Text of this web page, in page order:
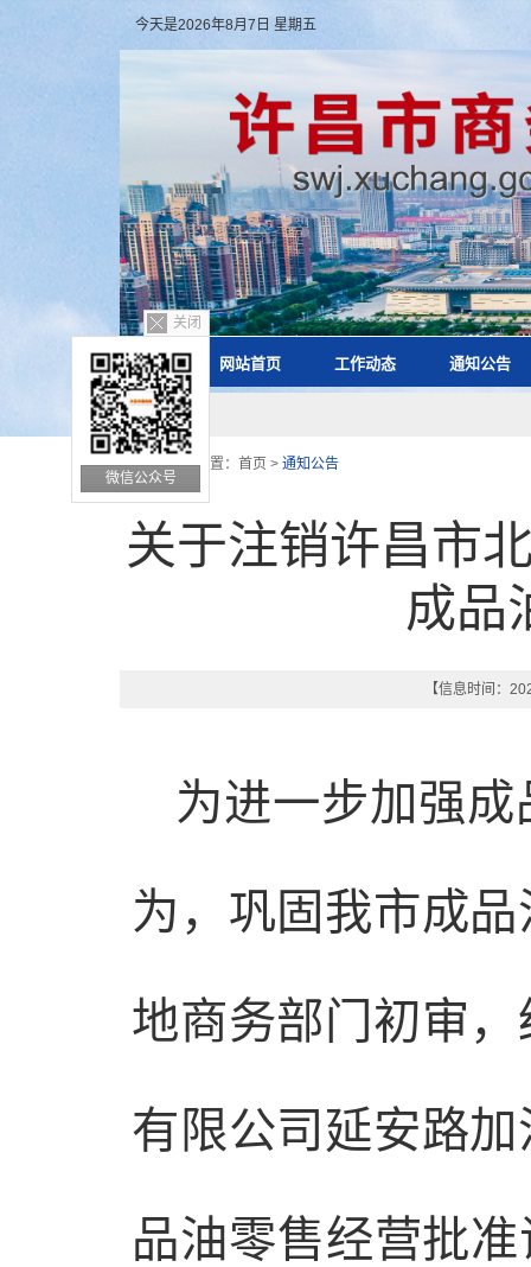
今天是2026年8月7日 星期五
网站首页 工作动态 通知公告
关闭
微信公众号
您的位置： 首页 > 通知公告
关于注销许昌市
成品
【信息时间：
为进一步加强
为，巩固我市成
地商务部门初审
有限公司延安路
品油零售经营批